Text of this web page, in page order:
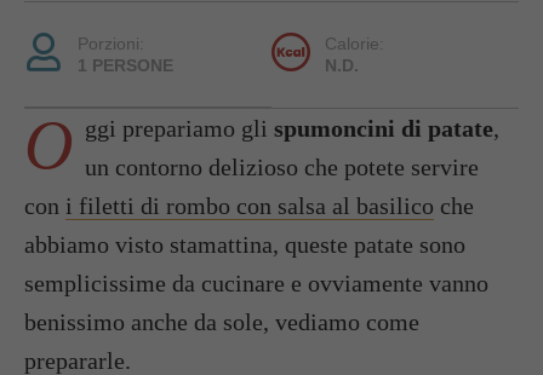
Porzioni:
1 PERSONE
Calorie:
N.D.
O ggi prepariamo gli spumoncini di patate,
un contorno delizioso che potete servire
con i filetti di rombo con salsa al basilico che
abbiamo visto stamattina, queste patate sono
semplicissime da cucinare e ovviamente vanno
benissimo anche da sole, vediamo come
prepararle.